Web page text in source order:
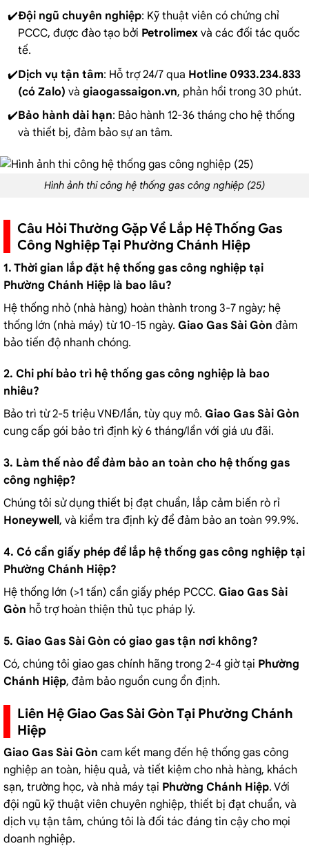
Đội ngũ chuyên nghiệp: Kỹ thuật viên có chứng chỉ
PCCC, được đào tạo bởi Petrolimexvà các đối tác quốc
tế.
Dịch vụ tận tâm: Hỗ trợ 24/7 qua Hotline 0933.234.833
(có Zalo) và giaogassaigon.vn, phản hồi trong 30 phút.
Bảo hành dài hạn: Bảo hành 12-36 tháng cho hệ thống
và thiết bị, đảm bảo sự an tâm.
Hình ảnh thi công hệ thống gas công nghiệp (25)
Câu Hỏi Thường Gặp Về Lắp Hệ Thống Gas
Công Nghiệp Tại Phường Chánh Hiệp
1. Thời gian lắp đặt hệ thống gas công nghiệp tại
Phường Chánh Hiệp là bao lâu?
Hệ thống nhỏ (nhà hàng) hoàn thành trong 3-7 ngày; hệ
thống lớn (nhà máy) từ 10-15 ngày. Giao Gas Sài Gòn đảm
bảo tiến độ nhanh chóng.
2. Chi phí bảo trì hệ thống gas công nghiệp là bao
nhiêu?
Bảo trì từ 2-5 triệu VNĐ/lần, tùy quy mô. Giao Gas Sài Gòn
cung cấp gói bảo trì định kỳ 6 tháng/lần với giá ưu đãi.
3. Làm thế nào để đảm bảo an toàn cho hệ thống gas
công nghiệp?
Chúng tôi sử dụng thiết bị đạt chuẩn, lắp cảm biến rò rỉ
Honeywell, và kiểm tra định kỳ để đảm bảo an toàn 99.9%.
4. Có cần giấy phép để lắp hệ thống gas công nghiệp tại
Phường Chánh Hiệp?
Hệ thống lớn (>1 tấn) cần giấy phép PCCC. Giao Gas Sài
Gòn hỗ trợ hoàn thiện thủ tục pháp lý.
5. Giao Gas Sài Gòn có giao gas tận nơi không?
Có, chúng tôi giao gas chính hãng trong 2-4 giờ tại Phường
Chánh Hiệp, đảm bảo nguồn cung ổn định.
Liên Hệ Giao Gas Sài Gòn Tại Phường Chánh
Hiệp
Giao Gas Sài Gòn cam kết mang đến hệ thống gas công
nghiệp an toàn, hiệu quả, và tiết kiệm cho nhà hàng, khách
sạn, trường học, và nhà máy tại Phường Chánh Hiệp. Với
đội ngũ kỹ thuật viên chuyên nghiệp, thiết bị đạt chuẩn, và
dịch vụ tận tâm, chúng tôi là đối tác đáng tin cậy cho mọi
doanh nghiệp.